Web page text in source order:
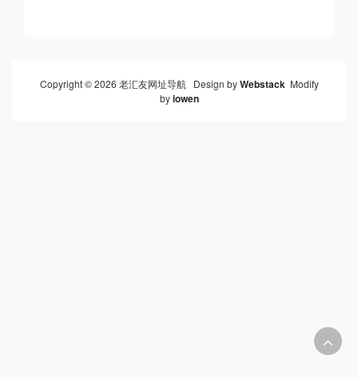
Copyright © 2026 老汇友网址导航 Design byWebstack Modify
byiowen